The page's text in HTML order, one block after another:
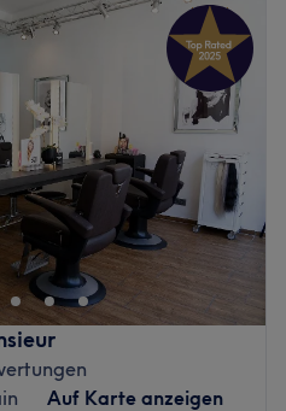
Auf Karte anzeigen